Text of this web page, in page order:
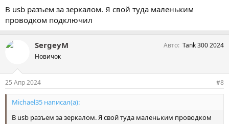
В usb разъем за зеркалом. Я свой туда маленьким
проводком подключил
SergeyM
Новичок
Авто Tank 300 2024
25 Апр 2024 #8
Michael35 написал(а):
В usb разъем за зеркалом. Я свой туда маленьким проводком